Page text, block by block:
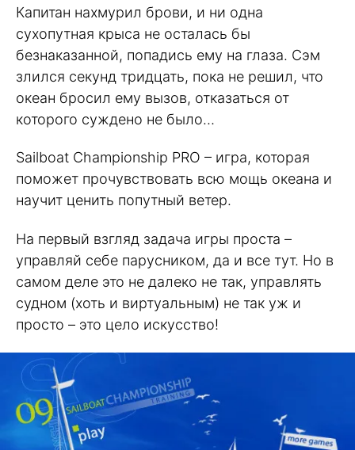
Капитан нахмурил брови, и ни одна
сухопутная крыса не осталась бы
безнаказанной, попадись ему на глаза. Сэм
злился секунд тридцать, пока не решил, что
океан бросил ему вызов, отказаться от
которого суждено не было…
Sailboat Championship PRO – игра, которая
поможет прочувствовать всю мощь океана и
научит ценить попутный ветер.
На первый взгляд задача игры проста –
управляй себе парусником, да и все тут. Но в
самом деле это не далеко не так, управлять
судном (хоть и виртуальным) не так уж и
просто – это цело искусство!